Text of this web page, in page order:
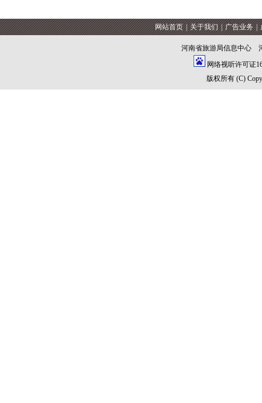
网站首页 | 关于我们 | 广告业务 |
河南省旅游局信息中心
网络视听许可证
版权所有 (C)